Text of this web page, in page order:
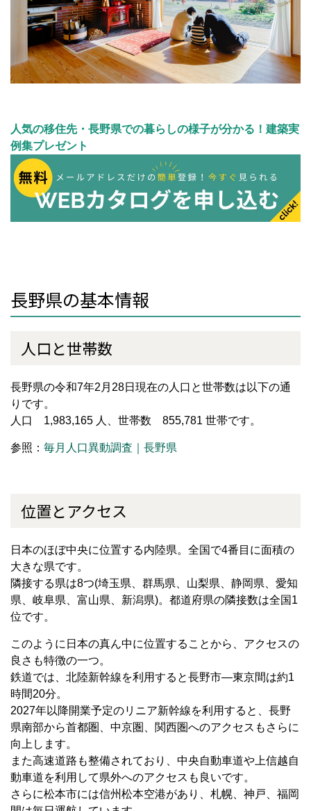
人気の移住先・長野県での暮らしの様子が分かる！建築実
例集プレゼント
長野県の基本情報
人口と世帯数
長野県の令和7年2月28日現在の人口と世帯数は以下の通
りです。
人口 1,983,165 人、世帯数 855,781 世帯です。
参照： 毎月人口異動調査｜長野県
位置とアクセス
日本のほぼ中央に位置する内陸県。全国で4番目に面積の
大きな県です。
隣接する県は8つ(埼玉県、群馬県、山梨県、静岡県、愛知
県、岐阜県、富山県、新潟県)。都道府県の隣接数は全国1
位です。
このように日本の真ん中に位置することから、アクセスの
良さも特徴の一つ。
鉄道では、北陸新幹線を利用すると長野市―東京間は約1
時間20分。
2027年以降開業予定のリニア新幹線を利用すると、長野
県南部から首都圏、中京圏、関西圏へのアクセスもさらに
向上します。
また高速道路も整備されており、中央自動車道や上信越自
動車道を利用して県外へのアクセスも良いです。
さらに松本市には信州松本空港があり、札幌、神戸、福岡